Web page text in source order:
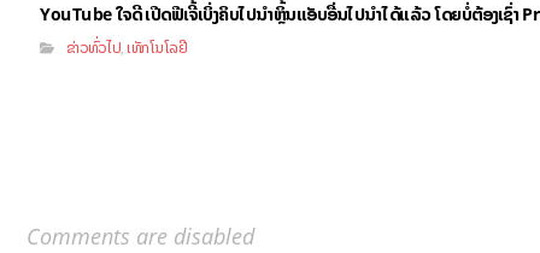
YouTube ໃຈດີ ເປີດຟີເຈີ້ເບິ່ງຄິບໄປນຳຫຼິ້ນແອັບອື່ນໄປນຳໄດ້ແລ້ວ ໂດຍບໍ່ຕ້ອງເຊົ່າ
ຂ່າວທົ່ວໄປ,ເທັກໂນໂລຢີ
Comments are disabled